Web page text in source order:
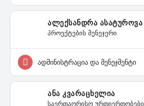
ალექსანდრა ასატუროვა
პროექტების მენეჯერი
ადმინისტრაცია და მენეჯმენტი
ანა კვარაცხელია
საერთაორისო ურთიერთობები